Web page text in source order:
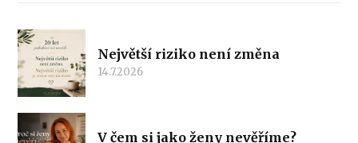
Největší riziko není změna
14.7.2026
V čem si jako ženy nevěříme?